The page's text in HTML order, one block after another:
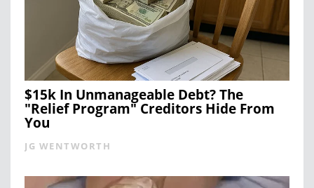
$15k In Unmanageable Debt? The
"Relief Program" Creditors Hide From
You
JG WENTWORTH